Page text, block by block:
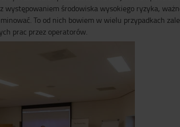
występowaniem środowiska wysokiego ryzyka,
To od nich bowiem w wielu przypadkach
prac przez operatorów.